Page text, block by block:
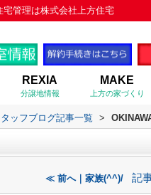
管理は株式会社上方住宅
REXIA
分譲地情報
MAKE
上方の家づくり
ッフブログ記事一覧 >
≪ 前へ｜家族(^^)/ 記